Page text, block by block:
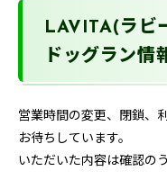
LAVITA(ラビ
ドッグラン情
営業時間の変更、閉鎖、
お待ちしています。
いただいた内容は確認の